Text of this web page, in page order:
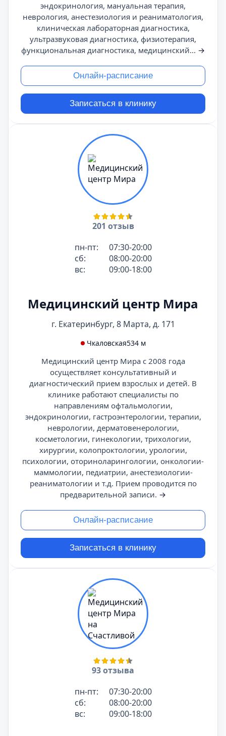
эндокринология, мануальная терапия,
неврология, анестезиология и реаниматология,
клиническая лабораторная диагностика,
ультразвуковая диагностика, физиотерапия,
функциональная диагностика, медицинский... →
Онлайн-расписание
Записаться в клинику
201 отзыв
пн-пт:
07:30-20:00
сб:
08:00-20:00
вс:
09:00-18:00
Медицинский центр Мира
г. Екатеринбург, 8 Марта, д. 171
Чкаловская534 м
Медицинский центр Мира с 2008 года
осуществляет консультативный и
диагностический прием взрослых и детей. В
клинике работают специалисты по
направлениям офтальмологии,
эндокринологии, гастроэнтерологии, терапии,
неврологии, дерматовенерологии,
косметологии, гинекологии, трихологии,
хирургии, колопроктологии, урологии,
психологии, оториноларингологии, онкологии-
маммологии, педиатрии, анестезиологии-
реаниматологии и т.д. Прием проводится по
предварительной записи. →
Онлайн-расписание
Записаться в клинику
93 отзыва
пн-пт:
07:30-20:00
сб:
08:00-20:00
вс:
09:00-18:00